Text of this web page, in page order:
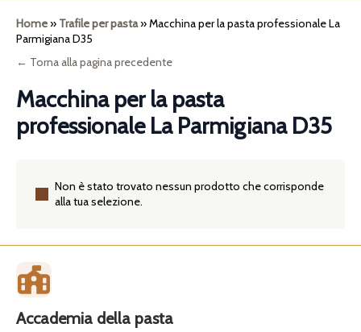
Home» Trafile per pasta»Macchina per la pasta professionale La
Parmigiana D35
← Torna alla pagina precedente
Macchina per la pasta
professionale La Parmigiana D35
Non è stato trovato nessun prodotto che corrisponde
alla tua selezione.
Accademia della pasta